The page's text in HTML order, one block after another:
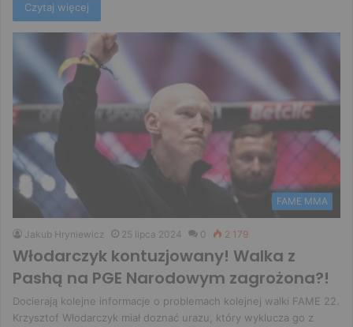
Czytaj więcej
FAME MMA
Jakub Hryniewicz 25 lipca 2024 0 2 179
Włodarczyk kontuzjowany! Walka z
Pashą na PGE Narodowym zagrożona?!
Docierają kolejne informacje o problemach kolejnej walki FAME 22.
Krzysztof Włodarczyk miał doznać urazu, który wyklucza go z